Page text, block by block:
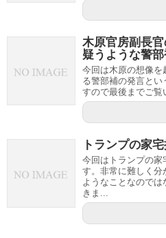
木原官房副長
疑うような警部
今回は木原の想像を
る警部補の発言とい
すので最後までご
トランプの家
今回はトランプの家
す。非常に難しく分
ようなことなので
きま...